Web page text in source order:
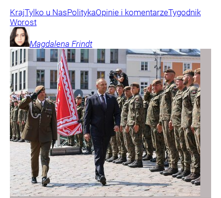
KrajTylko u NasPolitykaOpinie i komentarzeTygodnik
Wprost
Magdalena Frindt